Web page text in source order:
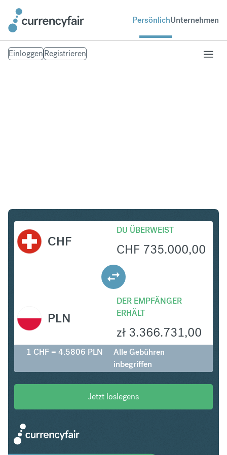
PersönlichUnternehmen
EinloggenRegistrieren
CHF
DU ÜBERWEIST
CHF 735.000,00
DER EMPFÄNGER
ERHÄLT
zł 3.366.731,00
PLN
1 CHF = 4.5806 PLN
Alle Gebühren
inbegriffen
Jetzt loslegens